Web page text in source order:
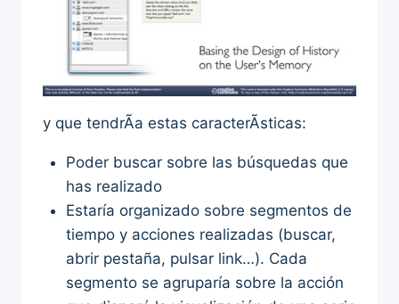
y que tendrÃ­a estas caracterÃ­sticas:
Poder buscar sobre las búsquedas que
has realizado
Estaría organizado sobre segmentos de
tiempo y acciones realizadas (buscar,
abrir pestaña, pulsar link…). Cada
segmento se agruparía sobre la acción